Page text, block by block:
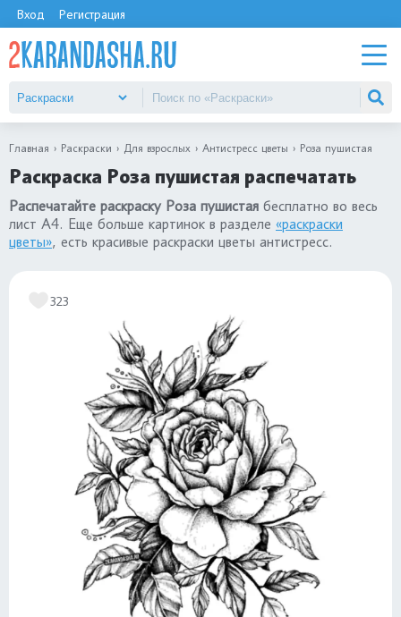
Вход Регистрация
Главная Раскраски Для взрослых Антистресс цветы Роза пушистая
Раскраска Роза пушистая распечатать
Распечатайте раскраску Роза пушистая бесплатно во весь
лист А4. Еще больше картинок в разделе «раскраски
цветы», есть красивые раскраски цветы антистресс.
323